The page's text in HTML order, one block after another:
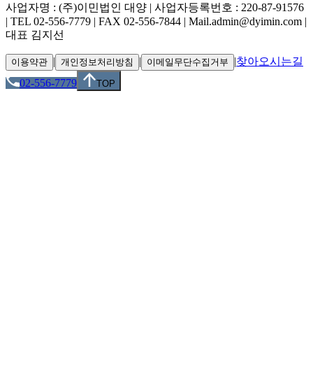
사업자명 : (주)이민법인 대양 | 사업자등록번호 : 220-87-91576
| TEL 02-556-7779 | FAX 02-556-7844 | Mail.admin@dyimin.com |
대표 김지선
이용약관 | 개인정보처리방침 | 이메일무단수집거부 |찾아오시는길
02-556-7779
TOP